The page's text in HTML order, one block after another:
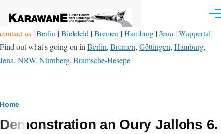
contact us |Berlin |Bielefeld |Bremen |Hamburg |Jena |Wuppertal
Find out what's going on in Berlin, Bremen, Göttingen, Hamburg,
Jena, NRW, Nürnberg, Bramsche-Hesepe
Breadcrumb
Home
Demonstration an Oury Jallohs 6.